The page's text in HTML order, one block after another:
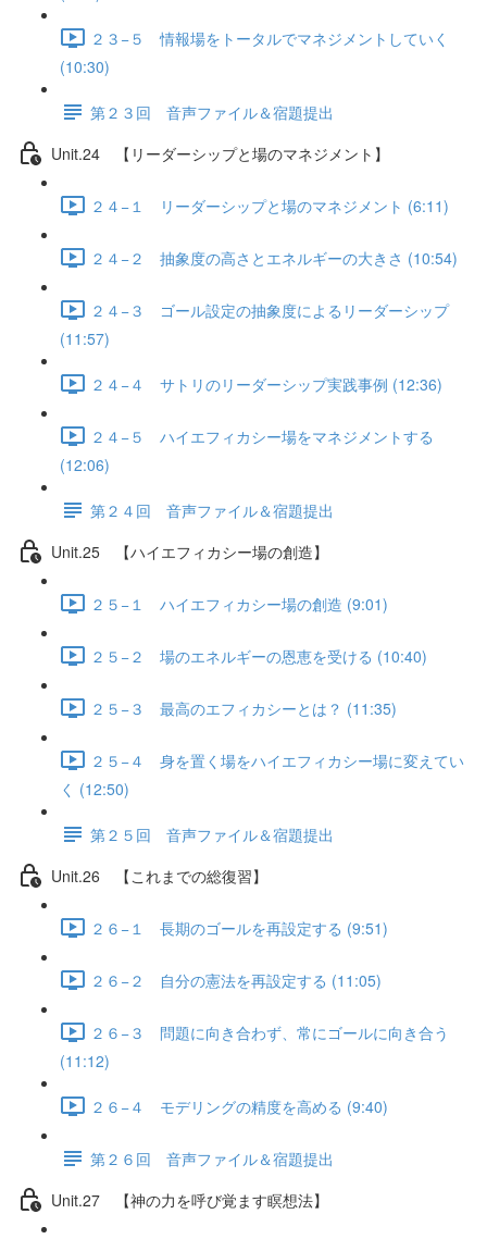
２３−５ 情報場をトータルでマネジメントしていく
(10:30)
第２３回 音声ファイル＆宿題提出
Unit.24 【リーダーシップと場のマネジメント】
２４−１ リーダーシップと場のマネジメント (6:11)
２４−２ 抽象度の高さとエネルギーの大きさ (10:54)
２４−３ ゴール設定の抽象度によるリーダーシップ
(11:57)
２４−４ サトリのリーダーシップ実践事例 (12:36)
２４−５ ハイエフィカシー場をマネジメントする
(12:06)
第２４回 音声ファイル＆宿題提出
Unit.25 【ハイエフィカシー場の創造】
２５−１ ハイエフィカシー場の創造 (9:01)
２５−２ 場のエネルギーの恩恵を受ける (10:40)
２５−３ 最高のエフィカシーとは？ (11:35)
２５−４ 身を置く場をハイエフィカシー場に変えてい
く (12:50)
第２５回 音声ファイル＆宿題提出
Unit.26 【これまでの総復習】
２６−１ 長期のゴールを再設定する (9:51)
２６−２ 自分の憲法を再設定する (11:05)
２６−３ 問題に向き合わず、常にゴールに向き合う
(11:12)
２６−４ モデリングの精度を高める (9:40)
第２６回 音声ファイル＆宿題提出
Unit.27 【神の力を呼び覚ます瞑想法】